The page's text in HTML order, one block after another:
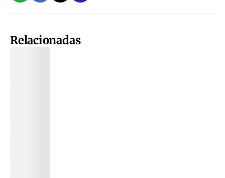
Relacionadas